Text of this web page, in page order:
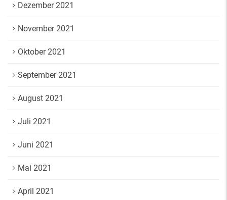
Dezember 2021
November 2021
Oktober 2021
September 2021
August 2021
Juli 2021
Juni 2021
Mai 2021
April 2021